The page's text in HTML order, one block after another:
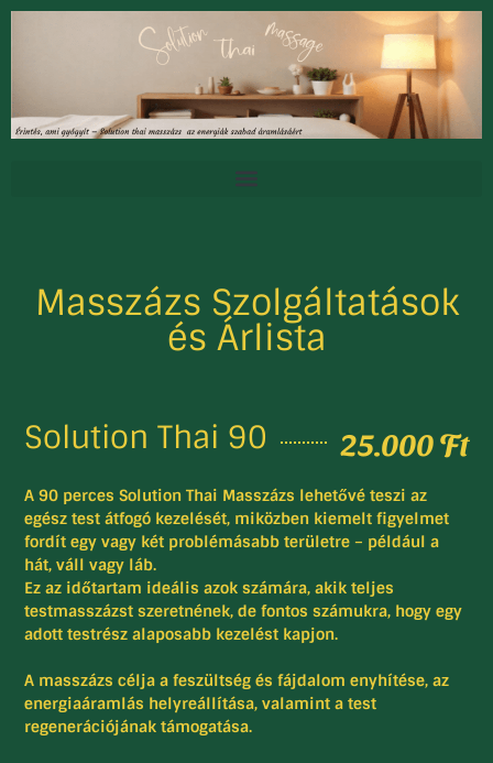
Masszázs Szolgáltatások
és Árlista
Solution Thai 90 25.000 Ft
A90 perces Solution Thai Masszázs lehetővé teszi az
egész test átfogó kezelését, miközben kiemelt figyelmet
fordít egy vagy két problémásabb területre – például a
hát, váll vagy láb.
Ez az időtartam ideális azok számára, akik teljes
testmasszázst szeretnének, de fontos számukra, hogy egy
adott testrész alaposabb kezelést kapjon.
A masszázs célja a feszültség és fájdalom enyhítése, az
energiaáramlás helyreállítása, valamint a test
regenerációjának támogatása.